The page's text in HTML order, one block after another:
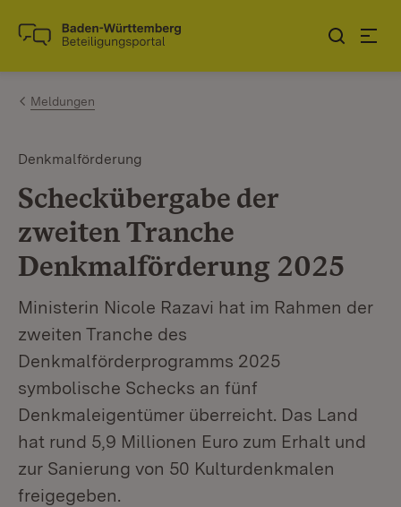
Zum Inhalt springen
Link zur Startseite
Meldungen
Denkmalförderung
Scheckübergabe der
zweiten Tranche
Denkmalförderung 2025
Ministerin Nicole Razavi hat im Rahmen der
zweiten Tranche des
Denkmalförderprogramms 2025
symbolische Schecks an fünf
Denkmaleigentümer überreicht. Das Land
hat rund 5,9 Millionen Euro zum Erhalt und
zur Sanierung von 50 Kulturdenkmalen
freigegeben.